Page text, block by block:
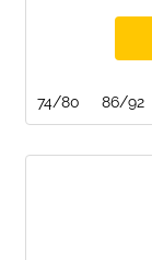
74/80 86/92